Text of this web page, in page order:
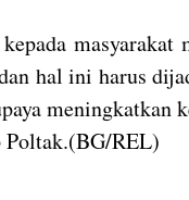
hal ini harus
meningkatkan
Poltak.(BG/REL)